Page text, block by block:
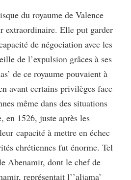
du royaume de Valence
extraordinaire. Elle put garder
de négociation avec les
de l’expulsion grâces à ses
de ce royaume pouvaient à
avant certains privilèges face
même dans des situations
en 1526, juste après les
capacité à mettre en échec
chrétiennes fut énorme. Tel
Abenamir, dont le chef de
représentait l’’aljama’